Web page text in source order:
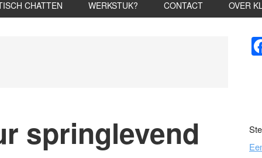
CHATTEN WERKSTUK? CONTACT OVER
springlevend